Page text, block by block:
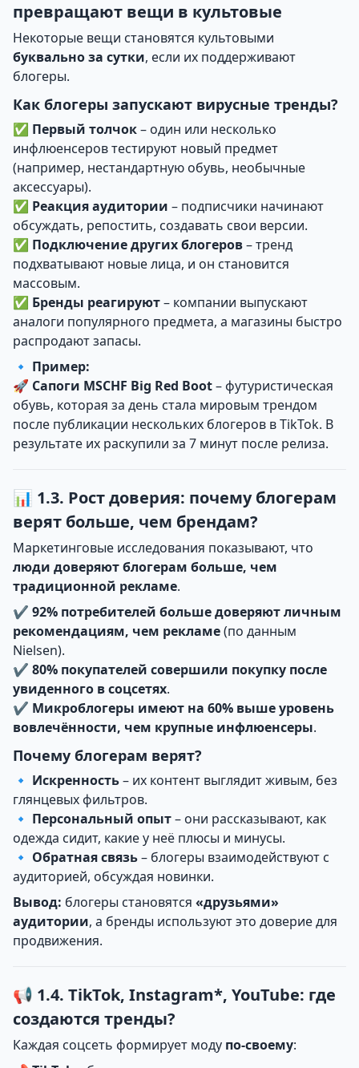
превращают вещи в культовые
Некоторые вещи становятся культовыми
буквально за сутки, если их поддерживают
блогеры.
Как блогеры запускают вирусные тренды?
✅ Первый толчок– один или несколько
инфлюенсеров тестируют новый предмет
(например, нестандартную обувь, необычные
аксессуары).
✅ Реакция аудитории – подписчики начинают
обсуждать, репостить, создавать свои версии.
✅ Подключение других блогеров– тренд
подхватывают новые лица, и он становится
массовым.
✅ Бренды реагируют– компании выпускают
аналоги популярного предмета, а магазины быстро
распродают запасы.
🔹 Пример:
🚀 Сапоги MSCHF Big Red Boot– футуристическая
обувь, которая за день стала мировым трендом
после публикации нескольких блогеров в TikTok. В
результате их раскупили за 7 минут после релиза.
📊 1.3. Рост доверия: почему блогерам
верят больше, чем брендам?
Маркетинговые исследования показывают, что
люди доверяют блогерам больше, чем
традиционной рекламе.
✔ 92% потребителей больше доверяют личным
рекомендациям, чем рекламе(по данным
Nielsen).
✔ 80% покупателей совершили покупку после
увиденного в соцсетях.
✔ Микроблогеры имеют на 60% выше уровень
вовлечённости, чем крупные инфлюенсеры.
Почему блогерам верят?
🔹 Искренность– их контент выглядит живым, без
глянцевых фильтров.
🔹 Персональный опыт– они рассказывают, как
одежда сидит, какие у неё плюсы и минусы.
🔹 Обратная связь– блогеры взаимодействуют с
аудиторией, обсуждая новинки.
Вывод: блогеры становятся «друзьями»
аудитории, а бренды используют это доверие для
продвижения.
📢 1.4. TikTok, Instagram*, YouTube: где
создаются тренды?
Каждая соцсеть формирует моду по-своему: